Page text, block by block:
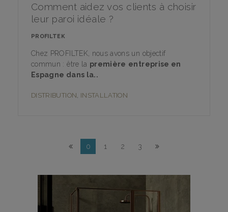
Comment aidez vos clients à choisir
leur paroi idéale ?
PROFILTEK
Chez PROFILTEK, nous avons un objectif
commun : être la première entreprise en
Espagne dans la..
DISTRIBUTION INSTALLATION
0 1 2 3